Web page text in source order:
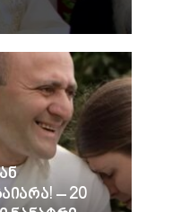
– 20